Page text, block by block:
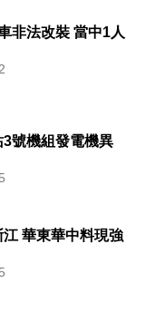
非法改裝 當中1人
3號機組發電機異
江 華東華中料現強